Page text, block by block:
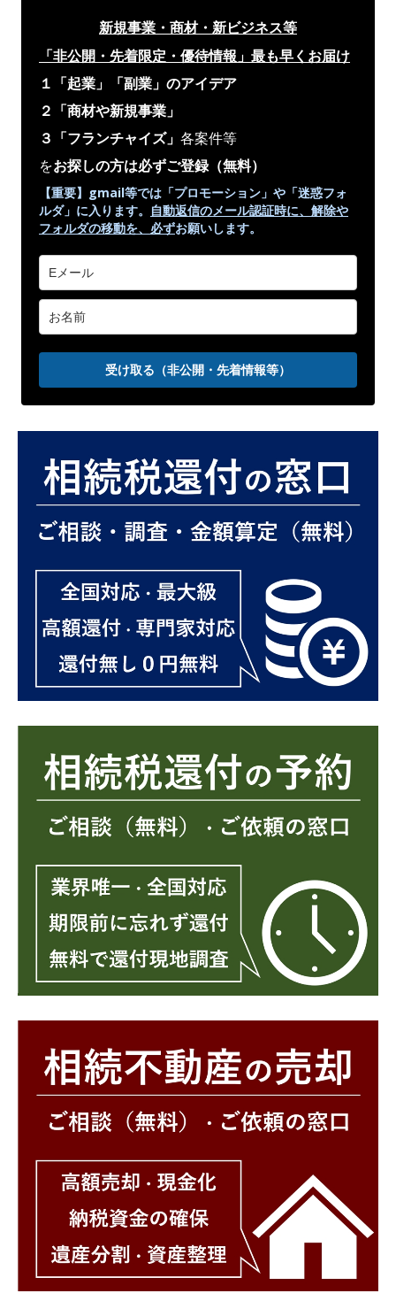
新規事業・商材・新ビジネス等
「非公開・先着限定・優待情報」 最も早くお届け
１「起業」「副業」のアイデア
２「商材や新規事業」
３「フランチャイズ」 各案件等
をお探しの方は必ずご登録（無料）
【重要】gmail等では「プロモーション」や 「迷惑フォ
ルダ」 に入ります。 自動返信のメール認証時に、解除や
フォルダの移動を、 必ずお願いします。
受け取る（非公開・先着情報等）